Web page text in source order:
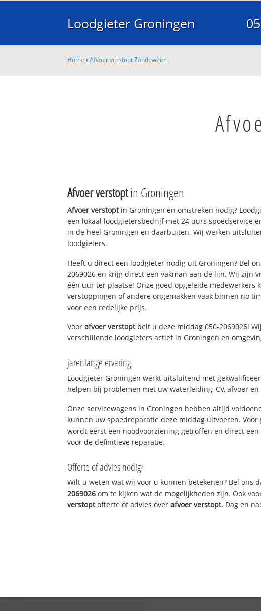
Loodgieter Groningen
Home ›Afvoer verstopt Zandeweer
Afvoer verstoptin Groningen
Afvoer verstoptin Groningen en omstreken nodig?
een lokaal loodgietersbedrijf met 24 uurs spoedservice
in de heel Groningen en daarbuiten. Wij werken
loodgieters.
Heeft u direct een loodgieter nodig uit Groningen? Bel
2069026 en krijg direct een vakman aan de lijn. Wij zijn
één uur ter plaatse! Onze goed opgeleide medewerkers
verstoppingen of andere ongemakken vaak binnen no
voor een redelijke prijs.
Voorafvoer verstoptbelt u deze middag 050-2069026!
verschillende loodgieters actief in Groningen en
Jarenlange ervaring
Loodgieter Groningen werkt uitsluitend met
helpen bij problemen met uw waterleiding, CV, afvoer
Onze servicewagens in Groningen hebben altijd
kunnen uw spoedreparatie deze middag uitvoeren. Voor
wordt eerst een noodvoorziening getroffen en direct een
voor de definitieve reparatie.
Offerte of advies nodig?
Wilt u weten wat wij voor u kunnen betekenen? Bel ons
2069026 om te kijken wat de mogelijkheden zijn. Ook
verstoptofferte of advies overafvoer verstopt. Dag en